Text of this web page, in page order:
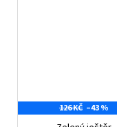
126 KČ –43 %